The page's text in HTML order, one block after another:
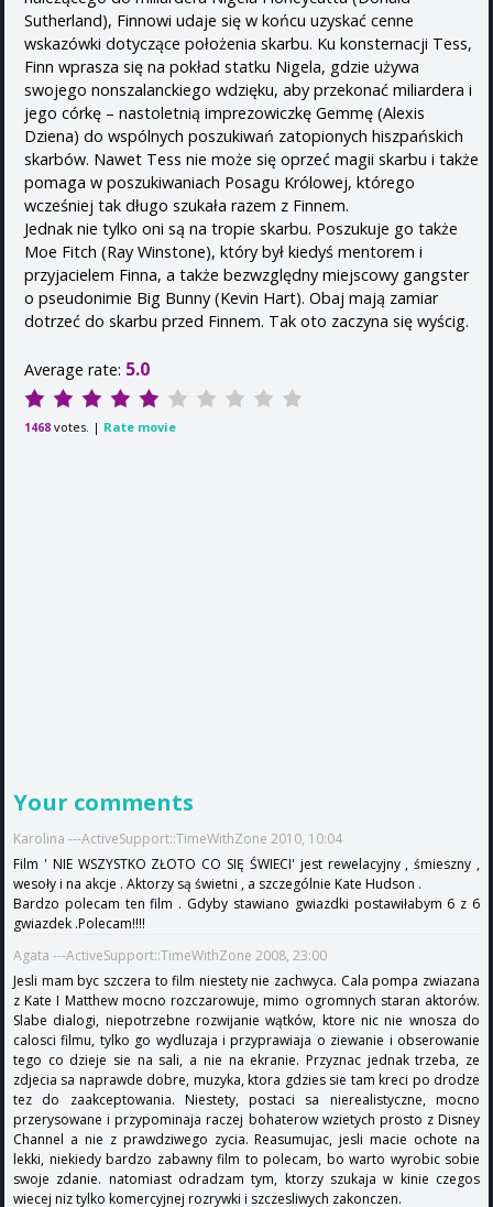
Sutherland), Finnowi udaje się w końcu uzyskać cenne
wskazówki dotyczące położenia skarbu. Ku konsternacji Tess,
Finn wprasza się na pokład statku Nigela, gdzie używa
swojego nonszalanckiego wdzięku, aby przekonać miliardera i
jego córkę – nastoletnią imprezowiczkę Gemmę (Alexis
Dziena) do wspólnych poszukiwań zatopionych hiszpańskich
skarbów. Nawet Tess nie może się oprzeć magii skarbu i także
pomaga w poszukiwaniach Posagu Królowej, którego
wcześniej tak długo szukała razem z Finnem.
Jednak nie tylko oni są na tropie skarbu. Poszukuje go także
Moe Fitch (Ray Winstone), który był kiedyś mentorem i
przyjacielem Finna, a także bezwzględny miejscowy gangster
o pseudonimie Big Bunny (Kevin Hart). Obaj mają zamiar
dotrzeć do skarbu przed Finnem. Tak oto zaczyna się wyścig.
Average rate: 5.0
1468 votes. | Rate movie
Your comments
Karolina ---ActiveSupport::TimeWithZone 2010, 10:04
Film ' NIE WSZYSTKO ZŁOTO CO SIĘ ŚWIECI' jest rewelacyjny , śmieszny ,
wesoły i na akcje . Aktorzy są świetni , a szczególnie Kate Hudson .
Bardzo polecam ten film . Gdyby stawiano gwiazdki postawiłabym 6 z 6
gwiazdek .Polecam!!!!
Agata ---ActiveSupport::TimeWithZone 2008, 23:00
Jesli mam byc szczera to film niestety nie zachwyca. Cala pompa zwiazana
z Kate I Matthew mocno rozczarowuje, mimo ogromnych staran aktorów.
Slabe dialogi, niepotrzebne rozwijanie wątków, ktore nic nie wnosza do
calosci filmu, tylko go wydluzaja i przyprawiaja o ziewanie i obserowanie
tego co dzieje sie na sali, a nie na ekranie. Przyznac jednak trzeba, ze
zdjecia sa naprawde dobre, muzyka, ktora gdzies sie tam kreci po drodze
tez do zaakceptowania. Niestety, postaci sa nierealistyczne, mocno
przerysowane i przypominaja raczej bohaterow wzietych prosto z Disney
Channel a nie z prawdziwego zycia. Reasumujac, jesli macie ochote na
lekki, niekiedy bardzo zabawny film to polecam, bo warto wyrobic sobie
swoje zdanie. natomiast odradzam tym, ktorzy szukaja w kinie czegos
wiecej niz tylko komercyjnej rozrywki i szczesliwych zakonczen.